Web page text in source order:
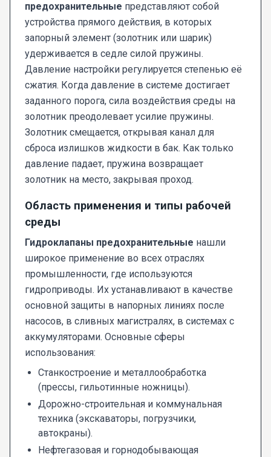
предохранительные представляют собой
устройства прямого действия, в которых
запорный элемент (золотник или шарик)
удерживается в седле силой пружины.
Давление настройки регулируется степенью её
сжатия. Когда давление в системе достигает
заданного порога, сила воздействия среды на
золотник преодолевает усилие пружины.
Золотник смещается, открывая канал для
сброса излишков жидкости в бак. Как только
давление падает, пружина возвращает
золотник на место, закрывая проход.
Область применения и типы рабочей
среды
Гидроклапаны предохранительные нашли
широкое применение во всех отраслях
промышленности, где используются
гидроприводы. Их устанавливают в качестве
основной защиты в напорных линиях после
насосов, в сливных магистралях, в системах с
аккумуляторами. Основные сферы
использования:
Станкостроение и металлообработка
(прессы, гильотинные ножницы).
Дорожно-строительная и коммунальная
техника (экскаваторы, погрузчики,
автокраны).
Нефтегазовая и горнодобывающая